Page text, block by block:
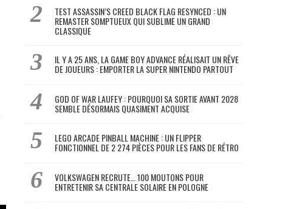
TEST ASSASSIN’S CREED BLACK FLAG RESYNCED : UN
REMASTER SOMPTUEUX QUI SUBLIME UN GRAND
CLASSIQUE
IL Y A 25 ANS, LA GAME BOY ADVANCE RÉALISAIT UN RÊVE
DE JOUEURS : EMPORTER LA SUPER NINTENDO PARTOUT
GOD OF WAR LAUFEY : POURQUOI SA SORTIE AVANT 2028
SEMBLE DÉSORMAIS QUASIMENT ACQUISE
LEGO ARCADE PINBALL MACHINE : UN FLIPPER
FONCTIONNEL DE 2 274 PIÈCES POUR LES FANS DE RÉTRO
VOLKSWAGEN RECRUTE… 100 MOUTONS POUR
ENTRETENIR SA CENTRALE SOLAIRE EN POLOGNE